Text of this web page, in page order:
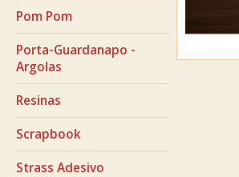
Pom Pom
Porta-Guardanapo -
Argolas
Resinas
Scrapbook
Strass Adesivo